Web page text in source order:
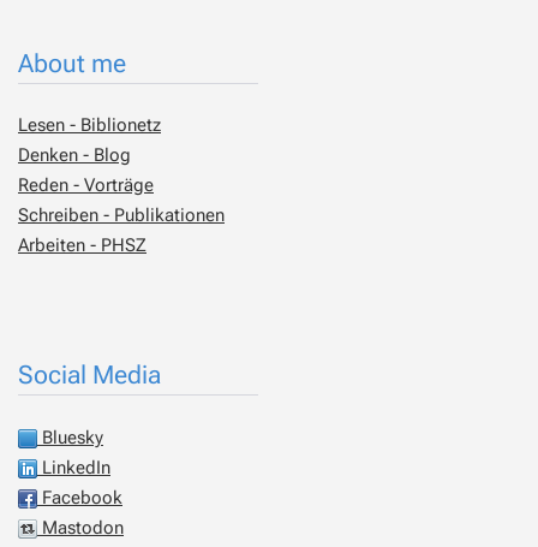
About me
Lesen - Biblionetz
Denken - Blog
Reden - Vorträge
Schreiben - Publikationen
Arbeiten - PHSZ
Social Media
Bluesky
LinkedIn
Facebook
Mastodon